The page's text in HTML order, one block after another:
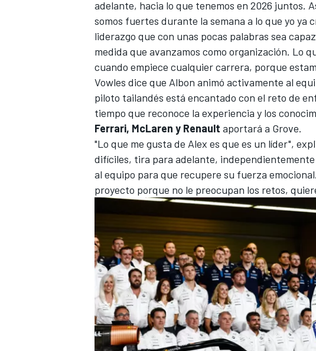
adelante, hacia lo que tenemos en 2026 juntos.
somos fuertes durante la semana a lo que yo ya
liderazgo que con unas pocas palabras sea
medida que avanzamos como organización. Lo
cuando empiece cualquier carrera, porque
Vowles dice que Albon animó activamente al
piloto tailandés está encantado con el reto de
tiempo que reconoce la experiencia y los
Ferrari, McLaren y Renault aportará a Grove.
"Lo que me gusta de Alex es que es un líder",
difíciles, tira para adelante,
al equipo para que recupere su fuerza
proyecto porque no le preocupan los retos,